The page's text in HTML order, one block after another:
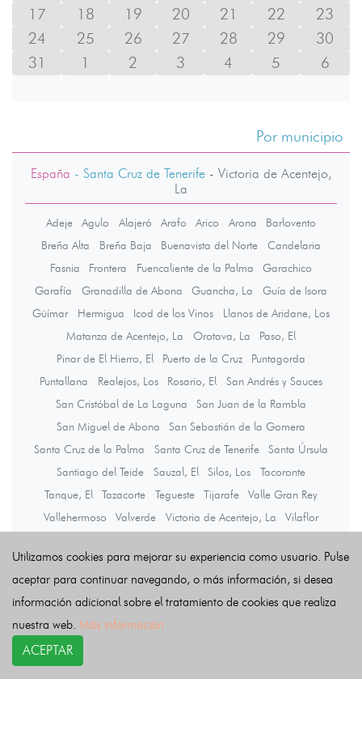
17
18 19 20 21 22
23
24
25 26 27 28 29
30
31
1 2 3 4 5 6
Por municipio
España - Santa Cruz de Tenerife- Victoria de Acentejo,
La
Adeje Agulo Alajeró Arafo Arico Arona
Barlovento
Breña Alta
Breña Baja Buenavista del Norte
Candelaria
Fasnia
Frontera Fuencaliente de la Palma
Garachico
Garafía
Granadilla de Abona Guancha, La
Guía de Isora
Güímar
Hermigua Icod de los Vinos
Llanos de Aridane, Los
Matanza de Acentejo, La
Orotava, La
Paso, El
Pinar de El Hierro, El
Puerto de la Cruz
Puntagorda
Puntallana
Realejos, Los Rosario, El
San Andrés y Sauces
San Cristóbal de La Laguna
San Juan de la Rambla
San Miguel de Abona
San Sebastián de la Gomera
Santa Cruz de la Palma
Santa Cruz de Tenerife
Santa Úrsula
Santiago del Teide
Sauzal, El Silos, Los
Tacoronte
Tanque, El
Tazacorte Tegueste Tijarafe
Valle Gran Rey
Vallehermoso
Valverde Victoria de Acentejo, La
Vilaflor
Últimas noticias
Utilizamos cookies para mejorar su experiencia como usuario. Pulse
aceptar para continuar navegando, o más información, si desea
información adicional sobre el tratamiento de cookies que realiza
nuestra web. Más información
ACEPTAR